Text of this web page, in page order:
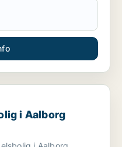
Centrum
i Aalborg